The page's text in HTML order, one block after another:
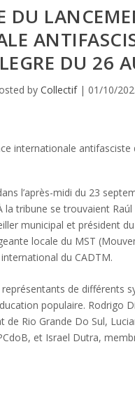
DU
DU 26
by Collectif| 01/10/
l’après-midi du 23
la tribune se trouvaient
municipal et président
locale du MST
du CADTM.
de différents
populaire. Rodrigo
de Rio Grande Do Sul,
et Israel Dutra,